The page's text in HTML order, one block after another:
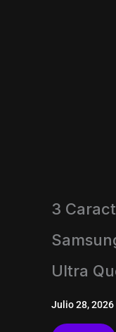
3
Ultra
Julio 28, 2026